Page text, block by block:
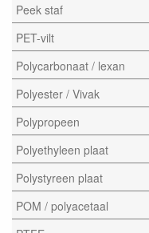
Peek staf
PET-vilt
Polycarbonaat / lexan
Polyester / Vivak
Polypropeen
Polyethyleen plaat
Polystyreen plaat
POM / polyacetaal